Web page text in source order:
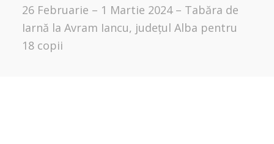
26 Februarie – 1 Martie 2024 – Tabăra de
Iarnă la Avram Iancu, județul Alba pentru
18 copii